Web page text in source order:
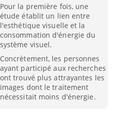
Pour la première fois, une
étude établit un lien entre
l'esthétique visuelle et la
consommation d'énergie du
système visuel.
Concrètement, les personnes
ayant participé aux recherches
ont trouvé plus attrayantes les
images dont le traitement
nécessitait moins d'énergie.